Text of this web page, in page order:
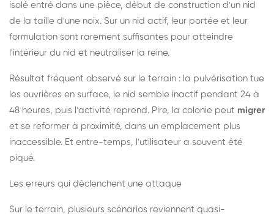
isolé entré dans une pièce, début de construction d'un nid
de la taille d'une noix. Sur un nid actif, leur portée et leur
formulation sont rarement suffisantes pour atteindre
l'intérieur du nid et neutraliser la reine.
Résultat fréquent observé sur le terrain : la pulvérisation tue
les ouvrières en surface, le nid semble inactif pendant 24 à
48 heures, puis l'activité reprend. Pire, la colonie peut migrer
et se reformer à proximité, dans un emplacement plus
inaccessible. Et entre-temps, l'utilisateur a souvent été
piqué.
Les erreurs qui déclenchent une attaque
Sur le terrain, plusieurs scénarios reviennent quasi-